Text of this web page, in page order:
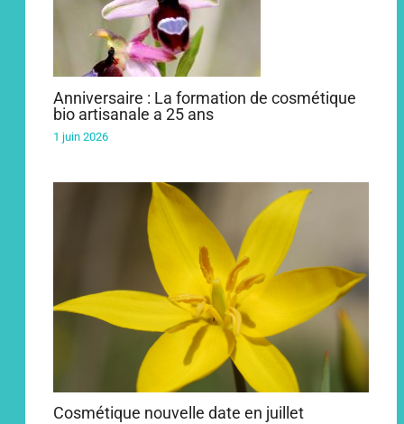
Anniversaire : La formation de cosmétique
bio artisanale a 25 ans
1 juin 2026
Cosmétique nouvelle date en juillet